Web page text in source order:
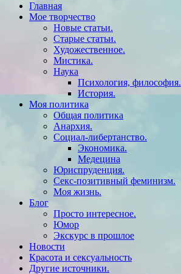
Главная
Мое творчество
Новые статьи.
Старые статьи.
Художественное.
Мистика.
Наука
Психология, философия.
История.
Моя политика
Общая политика
Анархия.
Социал-либертанство.
Экономика.
Медецина
Юриспруденция.
Секс-позитивный феминизм.
Моя жизнь.
Блог
Просто интересное.
Юмор
Экскурс в прошлое
Новости
Красота и сексуальность
Другие источники.